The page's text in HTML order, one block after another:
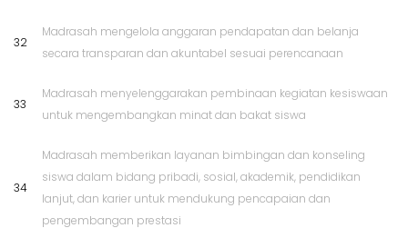
32
Madrasah mengelola anggaran pendapatan dan belanja
secara transparan dan akuntabel sesuai perencanaan
33
Madrasah menyelenggarakan pembinaan kegiatan kesiswaan
untuk mengembangkan minat dan bakat siswa
34
Madrasah memberikan layanan bimbingan dan konseling
siswa dalam bidang pribadi, sosial, akademik, pendidikan
lanjut, dan karier untuk mendukung pencapaian dan
pengembangan prestasi